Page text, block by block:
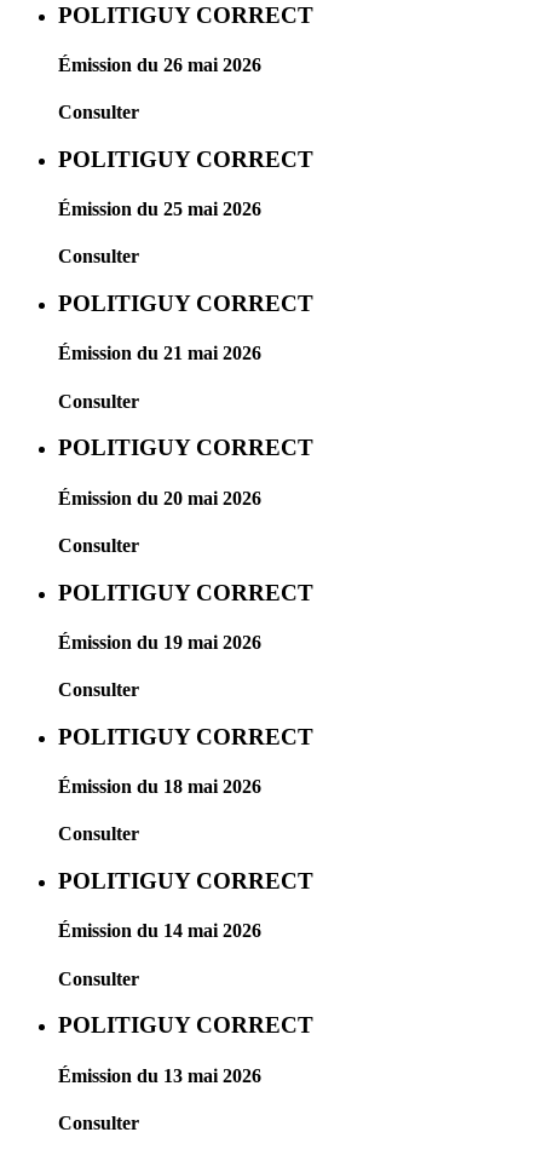
POLITIGUY CORRECT
Émission du 26 mai 2026
Consulter
POLITIGUY CORRECT
Émission du 25 mai 2026
Consulter
POLITIGUY CORRECT
Émission du 21 mai 2026
Consulter
POLITIGUY CORRECT
Émission du 20 mai 2026
Consulter
POLITIGUY CORRECT
Émission du 19 mai 2026
Consulter
POLITIGUY CORRECT
Émission du 18 mai 2026
Consulter
POLITIGUY CORRECT
Émission du 14 mai 2026
Consulter
POLITIGUY CORRECT
Émission du 13 mai 2026
Consulter